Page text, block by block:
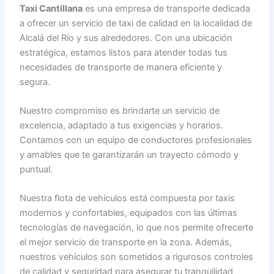
Taxi Cantillana es una empresa de transporte dedicada
a ofrecer un servicio de taxi de calidad en la localidad de
Alcalá del Río y sus alrededores. Con una ubicación
estratégica, estamos listos para atender todas tus
necesidades de transporte de manera eficiente y
segura.
Nuestro compromiso es brindarte un servicio de
excelencia, adaptado a tus exigencias y horarios.
Contamos con un equipo de conductores profesionales
y amables que te garantizarán un trayecto cómodo y
puntual.
Nuestra flota de vehículos está compuesta por taxis
modernos y confortables, equipados con las últimas
tecnologías de navegación, lo que nos permite ofrecerte
el mejor servicio de transporte en la zona. Además,
nuestros vehículos son sometidos a rigurosos controles
de calidad y seguridad para asegurar tu tranquilidad